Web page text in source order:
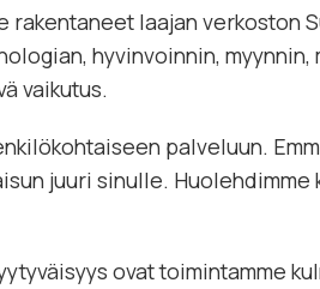
laajan verkoston
hyvinvoinnin,
vaikutus.
palveluun.
juuri sinulle.
ovat toimintamme